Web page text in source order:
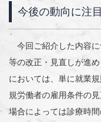
今後の動向に注
今回ご紹介した内容に
等の改正・見直しが進
においては、単に就業
規労働者の雇用条件の
場合によっては診療時